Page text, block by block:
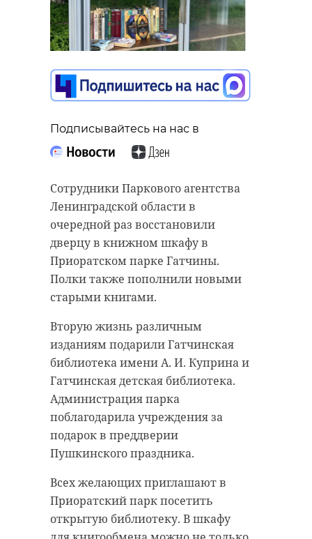
Подписывайтесь на нас в
Сотрудники Паркового агентства
Ленинградской области в
очередной раз восстановили
дверцу в книжном шкафу в
Приоратском парке Гатчины.
Полки также пополнили новыми
старыми книгами.
Вторую жизнь различным
изданиям подарили Гатчинская
библиотека имени А. И. Куприна и
Гатчинская детская библиотека.
Администрация парка
поблагодарила учреждения за
подарок в преддверии
Пушкинского праздника.
Всех желающих приглашают в
Приоратский парк посетить
открытую библиотеку. В шкафу